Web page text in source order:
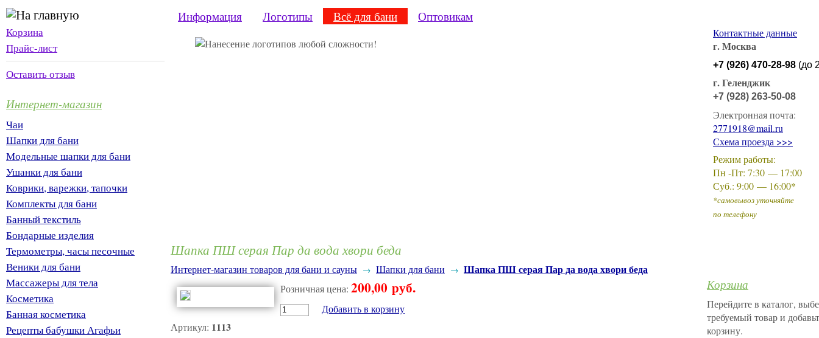
Информация Логотипы Всё для бани Оптовикам
Корзина
Прайс-лист
Оставить отзыв
Интернет-магазин
Чаи
Шапки для бани
Модельные шапки для бани
Ушанки для бани
Коврики, варежки, тапочки
Комплекты для бани
Банный текстиль
Бондарные изделия
Термометры, часы песочные
Веники для бани
Массажеры для тела
Косметика
Банная косметика
Рецепты бабушки Агафьи
Контактные данные
г. Москва
+7 (926) 470-28-98 (до
г. Геленджик
+7 (928) 263-50-08
Электронная почта:
2771918@mail.ru
Схема проезда >>>
Режим работы:
Пн -Пт: 7:30 — 17:00
Суб.: 9:00 — 16:00*
*самовывоз уточняйте
по телефону
Шапка ПШ серая Пар да вода хвори беда
Интернет-магазин товаров для бани и сауны → Шапки для бани → Шапка ПШ серая Пар да вода хвори беда
Розничная цена: 200,00 руб.
Добавить в корзину
Артикул: 1113
Корзина
Перейдите в каталог,
требуемый товар и
корзину.